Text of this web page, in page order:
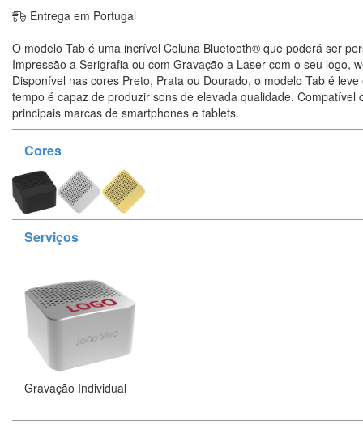
Entrega em Portugal
O modelo Tab é uma incrível Coluna Bluetooth® que poderá ser
Impressão a Serigrafia ou com Gravação a Laser com o seu logo,
Disponível nas cores Preto, Prata ou Dourado, o modelo Tab é
tempo é capaz de produzir sons de elevada qualidade. Compatível
principais marcas de smartphones e tablets.
Cores
Serviços
Gravação Individual